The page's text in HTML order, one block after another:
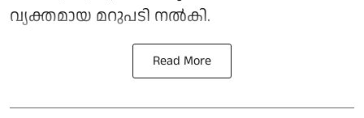
വ്യക്തമായ മറുപടി നൽകി.
Read More